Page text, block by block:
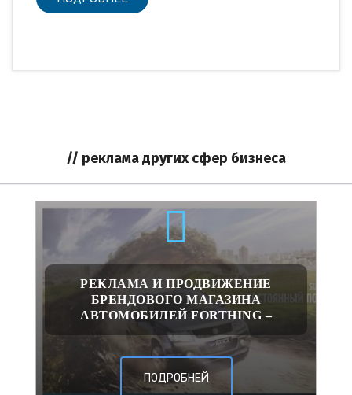
// реклама других сфер бизнеса
РЕКЛАМА И ПРОДВИЖЕНИЕ
БРЕНДОВОГО МАГАЗИНА
АВТОМОБИЛЕЙ FORTHING –
ПОДРОБНЕЙ